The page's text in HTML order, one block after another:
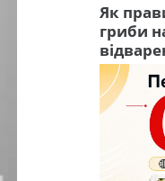
Як
гриби